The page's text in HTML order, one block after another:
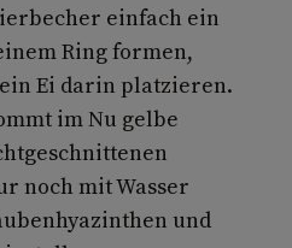
einfach ein
Ring formen,
Ei darin platzieren.
im Nu gelbe
noch mit Wasser
und